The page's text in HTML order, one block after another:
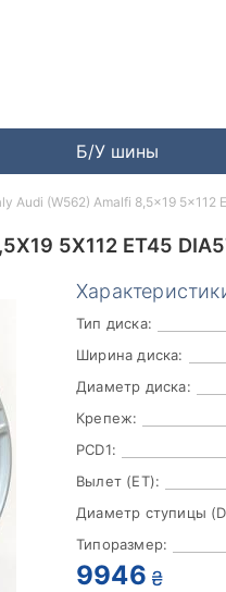
Б/У шины
5X112 ET45
Тип диска:
Ширина диска:
Диаметр диска:
Крепеж:
PCD1:
Вылет (ET):
Диаметр ступицы
Типоразмер:
9946 ₴
Audi (W562) Amalfi 8,5x19 5x112